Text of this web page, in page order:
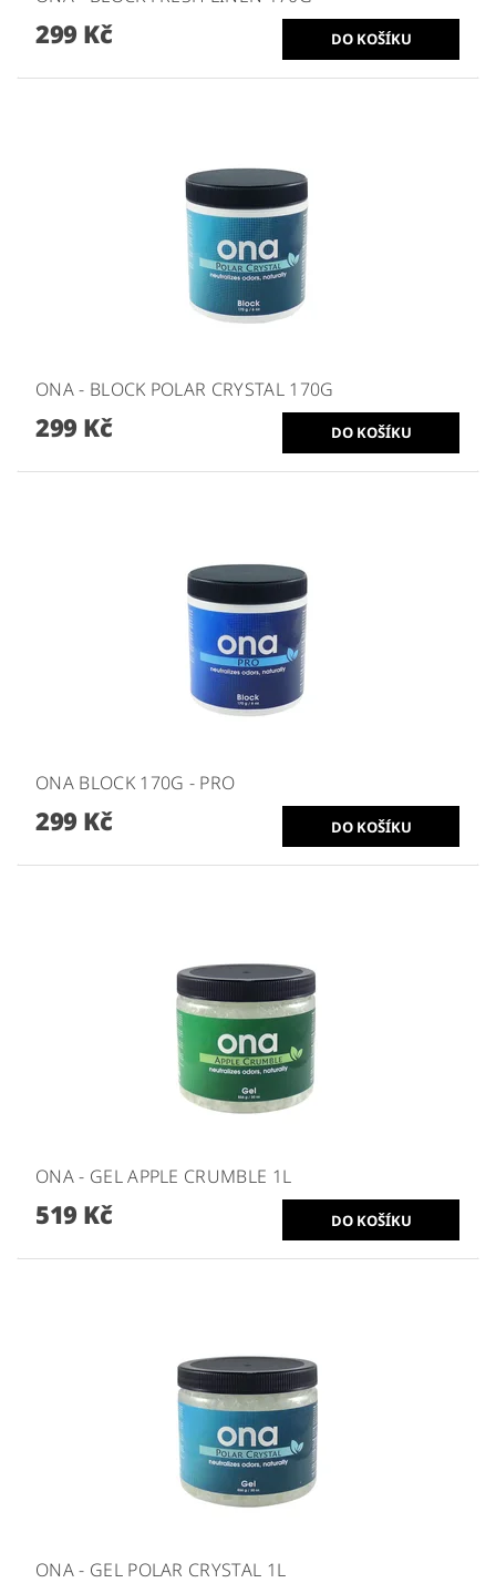
299 Kč
ONA - BLOCK POLAR CRYSTAL 170G
299 Kč
ONA BLOCK 170G - PRO
299 Kč
ONA - GEL APPLE CRUMBLE 1L
519 Kč
ONA - GEL POLAR CRYSTAL 1L